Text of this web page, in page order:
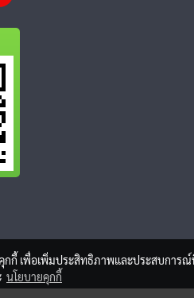
กกี้ เพื่อเพิ่มประสิทธิภาพและประสบการ
นโยบายคุกกี้